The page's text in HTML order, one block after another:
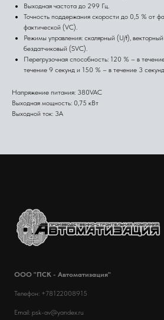
Выходная частота до 299 Гц.
Точность поддержания скорости до 0,5 % от
фактической (VC).
Режимы управления: скалярный (U/f),
бездатчиковый (SVC).
Перегрузочная способность: 120 % – в
течение 9 секунд и 150 % – в течение 3
Напряжение питания: 380VAC
Выходная мощность: 0,75 кВт
Выходной ток: 3А
ООО "ПСК - Автоматизация"
Телефон: +78122008915
Email: psk-av@yandex.ru